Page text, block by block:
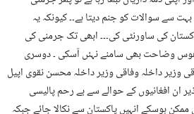
سے سوالات کو جنم دیتا ہے۔۔ کیونکہ یہ
کی ساورنٹی کی۔۔۔ ابھی تک جرمنی کی
وضاحت بھی سامنے نہئں آسکی ۔ دوسری
وزیر داخلہ وفاقی وزیر داخلہ محسن نقوی اپیل
ان افغانیوں کے حوالے سے بے رحم پالیسی
ہوسکے انہیں پاکستان سے نکالا جائے جبکہ